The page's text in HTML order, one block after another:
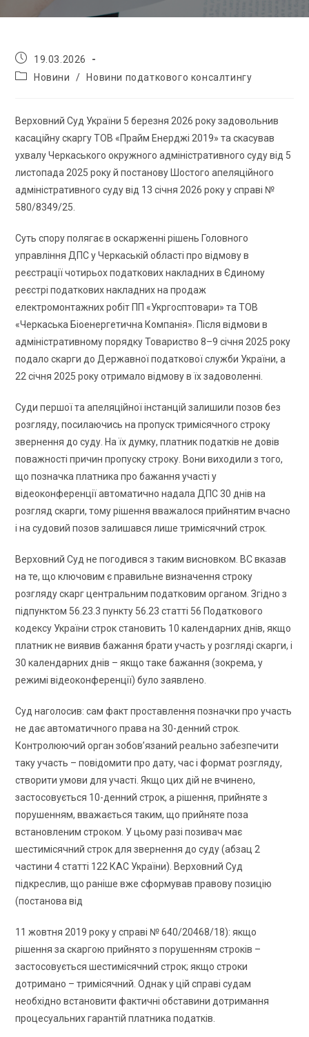
19.03.2026
Новини
/ Новини податкового консалтингу
Верховний Суд України 5 березня 2026 року задовольнив
касаційну скаргу ТОВ «Прайм Енерджі 2019» та скасував
ухвалу Черкаського окружного адміністративного суду від 5
листопада 2025 року й постанову Шостого апеляційного
адміністративного суду від 13 січня 2026 року у справі №
580/8349/25.
Суть спору полягає в оскарженні рішень Головного
управління ДПС у Черкаській області про відмову в
реєстрації чотирьох податкових накладних в Єдиному
реєстрі податкових накладних на продаж
електромонтажних робіт ПП «Укргосптовари» та ТОВ
«Черкаська Біоенергетична Компанія». Після відмови в
адміністративному порядку Товариство 8–9 січня 2025 року
подало скарги до Державної податкової служби України, а
22 січня 2025 року отримало відмову в їх задоволенні.
Суди першої та апеляційної інстанцій залишили позов без
розгляду, посилаючись на пропуск тримісячного строку
звернення до суду. На їх думку, платник податків не довів
поважності причин пропуску строку. Вони виходили з того,
що позначка платника про бажання участі у
відеоконференції автоматично надала ДПС 30 днів на
розгляд скарги, тому рішення вважалося прийнятим вчасно
і на судовий позов залишався лише тримісячний строк.
Верховний Суд не погодився з таким висновком. ВС вказав
на те, що ключовим є правильне визначення строку
розгляду скарг центральним податковим органом. Згідно з
підпунктом 56.23.3 пункту 56.23 статті 56 Податкового
кодексу України строк становить 10 календарних днів, якщо
платник не виявив бажання брати участь у розгляді скарги, і
30 календарних днів – якщо таке бажання (зокрема, у
режимі відеоконференції) було заявлено.
Суд наголосив: сам факт проставлення позначки про участь
не дає автоматичного права на 30-денний строк.
Контролюючий орган зобов’язаний реально забезпечити
таку участь – повідомити про дату, час і формат розгляду,
створити умови для участі. Якщо цих дій не вчинено,
застосовується 10-денний строк, а рішення, прийняте з
порушенням, вважається таким, що прийняте поза
встановленим строком. У цьому разі позивач має
шестимісячний строк для звернення до суду (абзац 2
частини 4 статті 122 КАС України). Верховний Суд
підкреслив, що раніше вже сформував правову позицію
(постанова від
11 жовтня 2019 року у справі № 640/20468/18): якщо
рішення за скаргою прийнято з порушенням строків –
застосовується шестимісячний строк; якщо строки
дотримано – тримісячний. Однак у цій справі судам
необхідно встановити фактичні обставини дотримання
процесуальних гарантій платника податків.